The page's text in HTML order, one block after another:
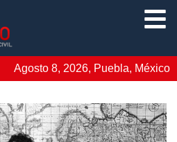
Agosto 8, 2026, Puebla, México